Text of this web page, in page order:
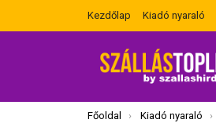
Kezdőlap Kiadó nyaraló
Itt vagy most:
Főoldal Kiadó nyaraló